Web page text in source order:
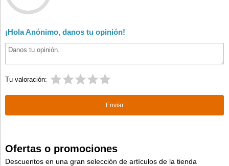
¡Hola Anónimo, danos tu opinión!
Tu valoración:
Ofertas o promociones
Descuentos en una gran selección de artículos de la tienda